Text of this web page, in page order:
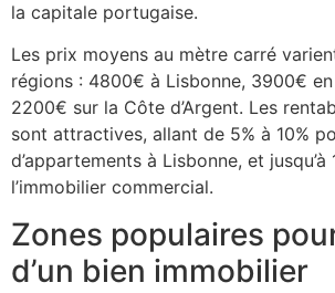
la capitale portugaise.
Les prix moyens au mètre carré
régions : 4800€ à Lisbonne, 3900€
2200€ sur la Côte d’Argent. Les
sont attractives, allant de 5% à 10%
d’appartements à Lisbonne, et jusqu’à
l’immobilier commercial.
Zones populaires
d’un bien immobilier